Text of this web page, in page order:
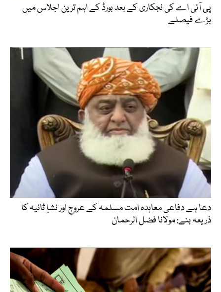
پی آئی اے کی نجکاری کے بعد بورڈ کے اہم ترین اجلاس میں
بڑے فیصلے
دعا ہے دفاعی معاہدہ امت مسلمہ کے عروج اور نشاِ ثانیہ کا
ذریعہ بنے: مولانا فضل الرحمان